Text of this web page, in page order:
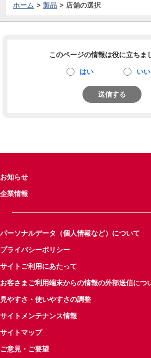
ホーム 製品 店舗の選択
このページの情報は役に立ちま
はい いい
送信する
お知らせ
企業情報
パーソナルデータ（個人情報など）について
プライバシーポリシー
サイトご利用にあたって
お客さまご利用端末からの情報の外部送信につ
見やすさ・使いやすさの調整
サイトメンテナンス情報
サイトマップ
ご意見・ご要望